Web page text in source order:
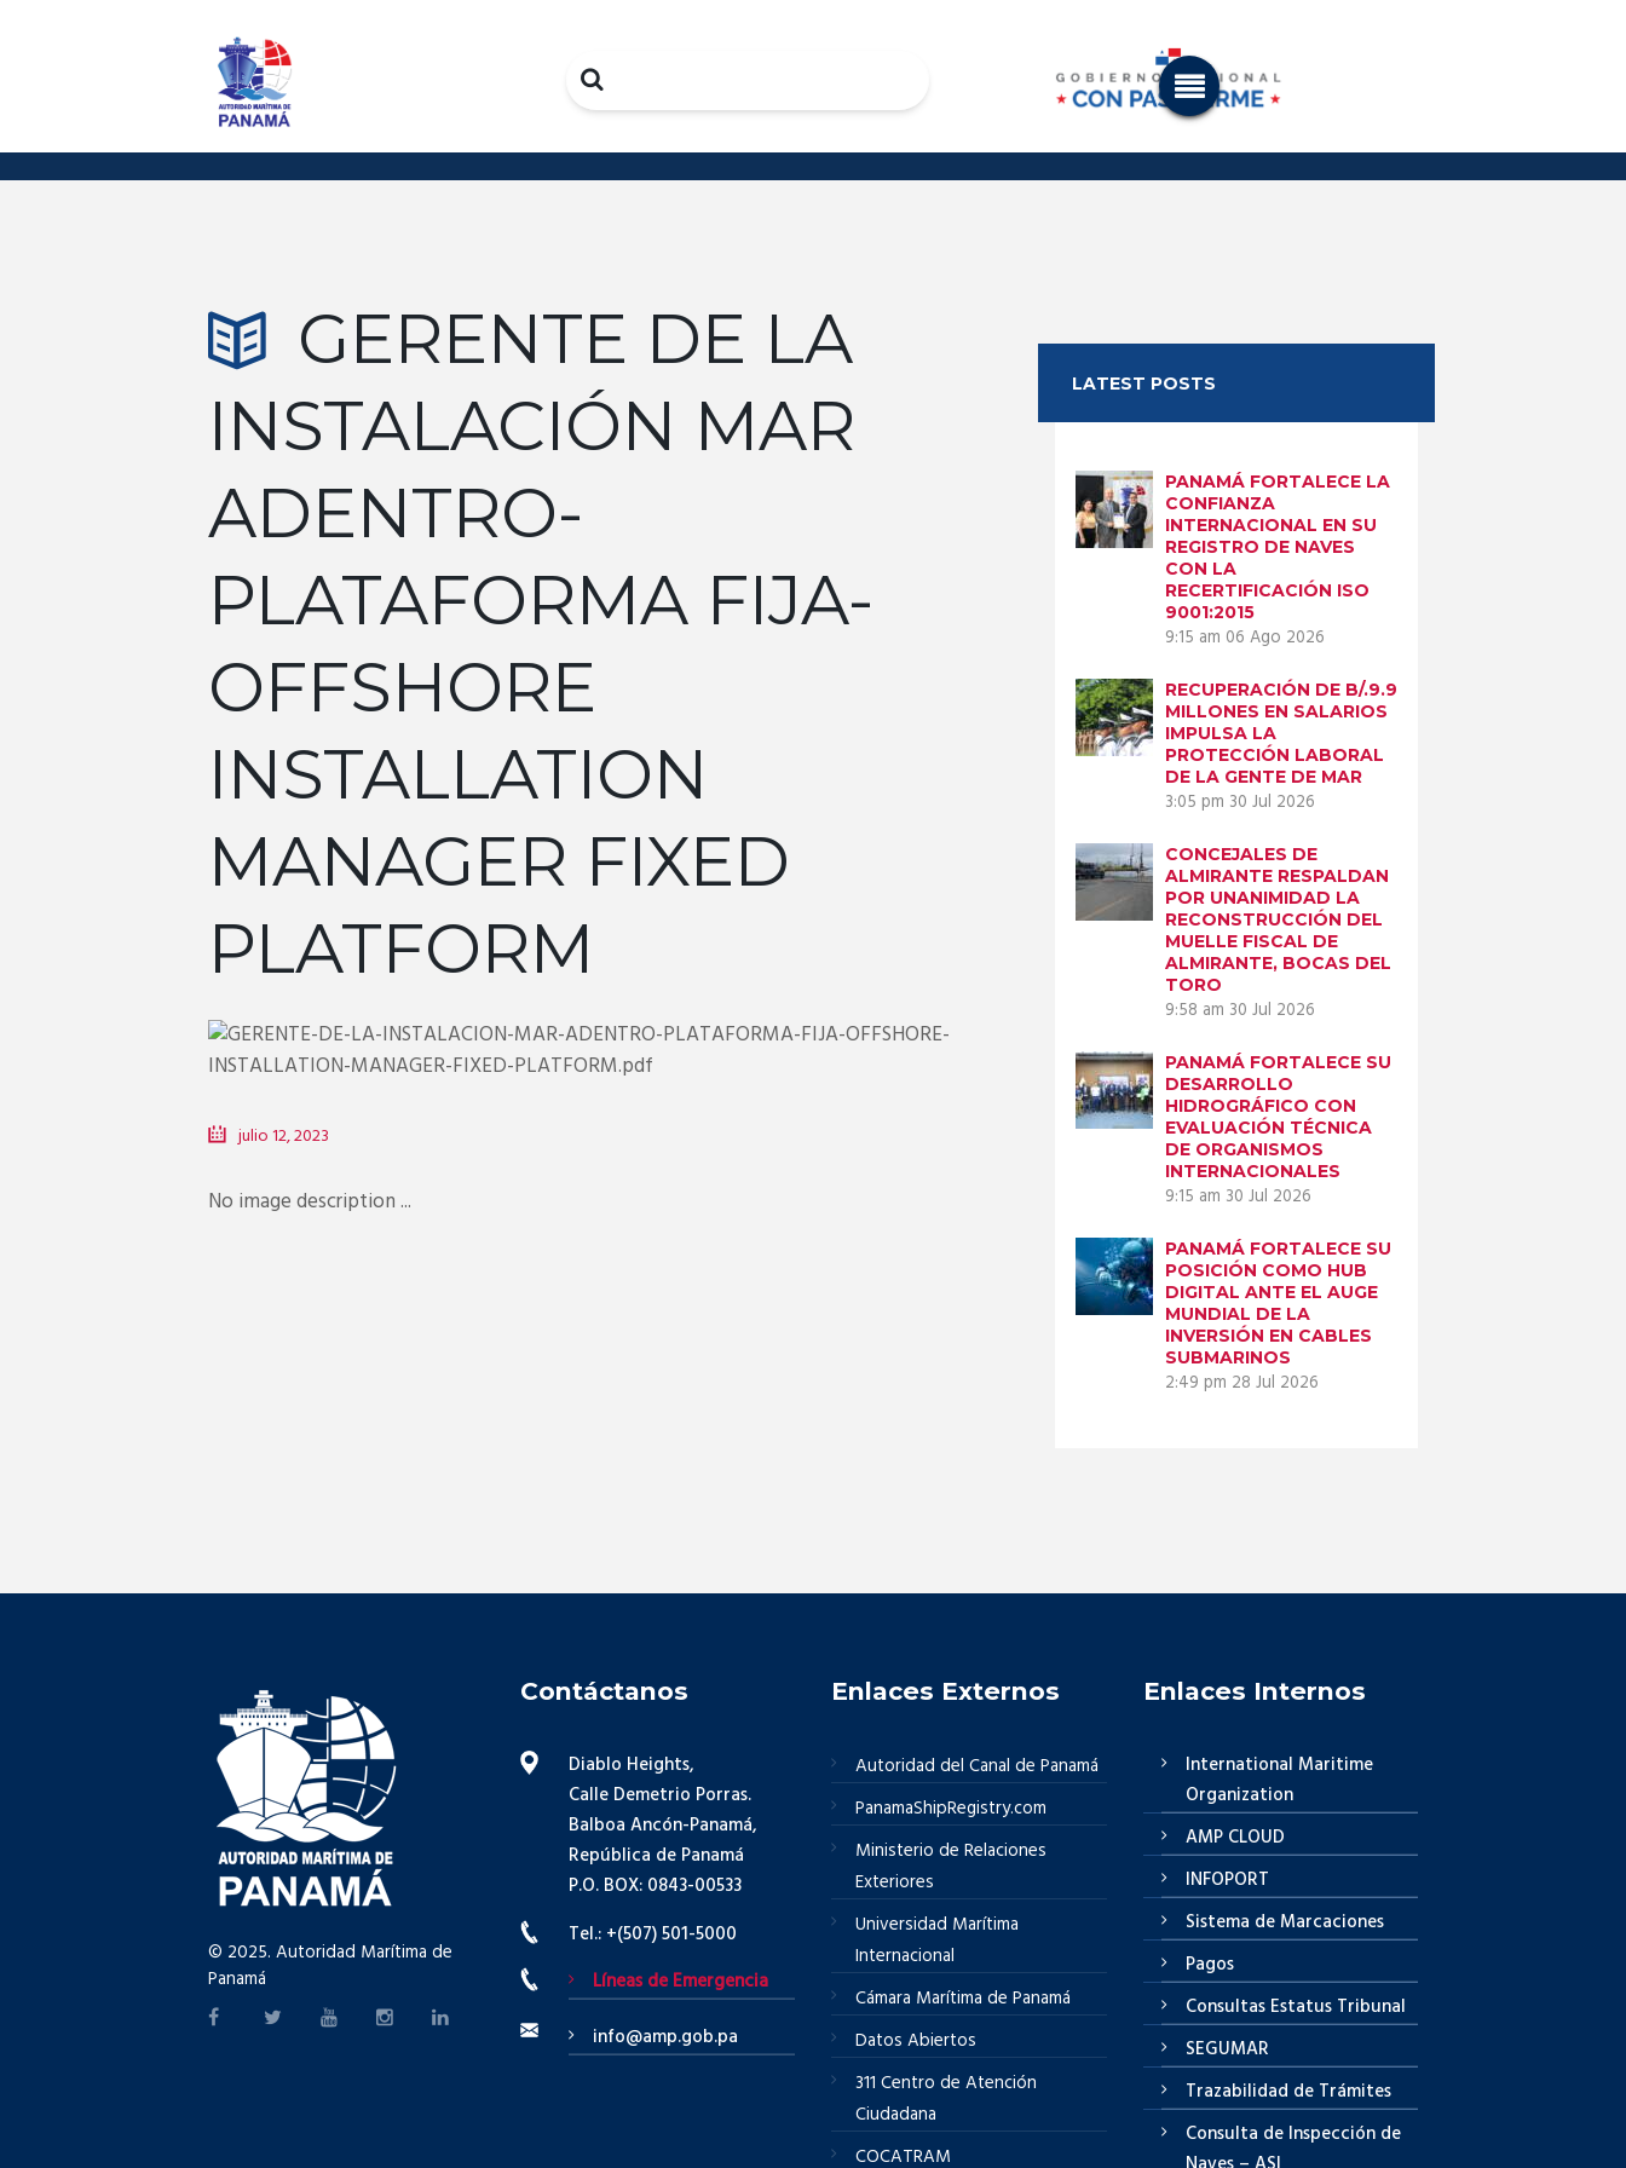
Search
GERENTE DE LA
INSTALACIÓN MAR
ADENTRO-
PLATAFORMA FIJA-
OFFSHORE
INSTALLATION
MANAGER FIXED
PLATFORM
julio 12, 2023
No image description ...
LATEST POSTS
PANAMÁ FORTALECE LA
CONFIANZA
INTERNACIONAL EN SU
REGISTRO DE NAVES
CON LA
RECERTIFICACIÓN ISO
9001:2015
9:15 am 06 Ago 2026
RECUPERACIÓN DE B/.9.9
MILLONES EN SALARIOS
IMPULSA LA
PROTECCIÓN LABORAL
DE LA GENTE DE MAR
3:05 pm 30 Jul 2026
CONCEJALES DE
ALMIRANTE RESPALDAN
POR UNANIMIDAD LA
RECONSTRUCCIÓN DEL
MUELLE FISCAL DE
ALMIRANTE, BOCAS DEL
TORO
9:58 am 30 Jul 2026
PANAMÁ FORTALECE SU
DESARROLLO
HIDROGRÁFICO CON
EVALUACIÓN TÉCNICA
DE ORGANISMOS
INTERNACIONALES
9:15 am 30 Jul 2026
PANAMÁ FORTALECE SU
POSICIÓN COMO HUB
DIGITAL ANTE EL AUGE
MUNDIAL DE LA
INVERSIÓN EN CABLES
SUBMARINOS
2:49 pm 28 Jul 2026
© 2025. Autoridad Marítima de
Panamá
Contáctanos
Diablo Heights,
Calle Demetrio Porras.
Balboa Ancón-Panamá,
República de Panamá
P.O. BOX: 0843-00533
Tel.: +(507) 501-5000
Líneas de Emergencia
info@amp.gob.pa
Enlaces Externos
Autoridad del Canal de Panamá
PanamaShipRegistry.com
Ministerio de Relaciones
Exteriores
Universidad Marítima
Internacional
Cámara Marítima de Panamá
Datos Abiertos
311 Centro de Atención
Ciudadana
COCATRAM
Enlaces Internos
International Maritime
Organization
AMP CLOUD
INFOPORT
Sistema de Marcaciones
Pagos
Consultas Estatus Tribunal
SEGUMAR
Trazabilidad de Trámites
Consulta de Inspección de